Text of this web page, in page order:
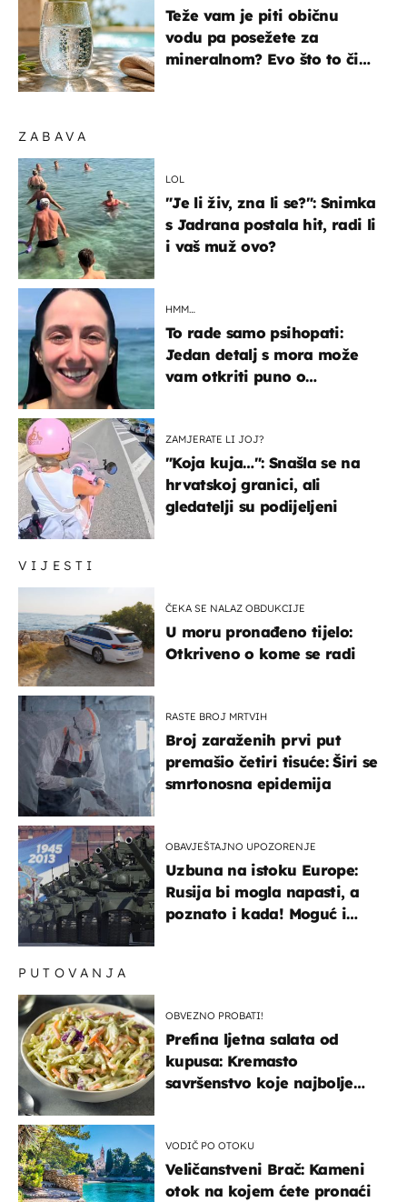
VIJESTI
ČEKA SE NALAZ OBDUKCIJE
U moru pronađeno tijelo:
Otkriveno o kome se radi
RASTE BROJ MRTVIH
Broj zaraženih prvi put
premašio četiri tisuće: Širi se
smrtonosna epidemija
OBAVJEŠTAJNO UPOZORENJE
Uzbuna na istoku Europe:
Rusija bi mogla napasti, a
poznato i kada! Moguć i
ZABAVA
LOL
"Je li živ, zna li se?": Snimka
s Jadrana postala hit, radi li
i vaš muž ovo?
HMM…
To rade samo psihopati:
Jedan detalj s mora može
vam otkriti puno o
ZAMJERATE LI JOJ?
"Koja kuja…": Snašla se na
hrvatskoj granici, ali
gledatelji su podijeljeni
PUTOVANJA
OBVEZNO PROBATI!
Prefina ljetna salata od
kupusa: Kremasto
savršenstvo koje najbolje
VODIČ PO OTOKU
Veličanstveni Brač: Kameni
otok na kojem ćete pronaći
Teže vam je piti običnu
vodu pa posežete za
mineralnom? Evo što to čini